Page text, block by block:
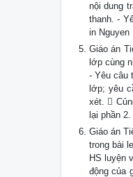
nội dung
thanh. -
in Nguyen
Giáo án
lớp cùng
- Yêu câu
lớp; yêu
xét. 
lại phần
Giáo án
trong bài
HS luyện
động của